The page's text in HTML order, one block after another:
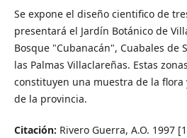
Se expone el diseño cientifico de
presentará el Jardín Botánico de
Bosque "Cubanacán", Cuabales de
las Palmas Villaclareñas. Estas
constituyen una muestra de la
de la provincia.
Citación: Rivero Guerra, A.O. 1997